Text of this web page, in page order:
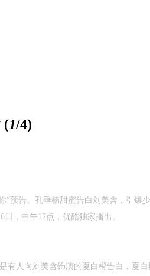
(1/4)
预告。孔垂楠甜蜜告白刘美含，引爆
日，中午12 点，优酷独家播出。
人向刘美含饰演的夏白橙告白，夏